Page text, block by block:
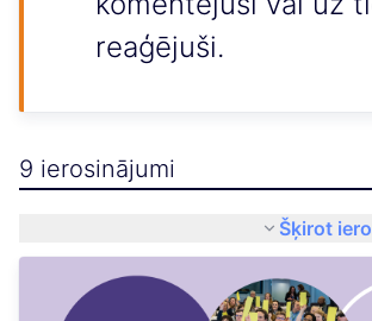
reaģējuši.
9 ierosinājumi
Šķirot